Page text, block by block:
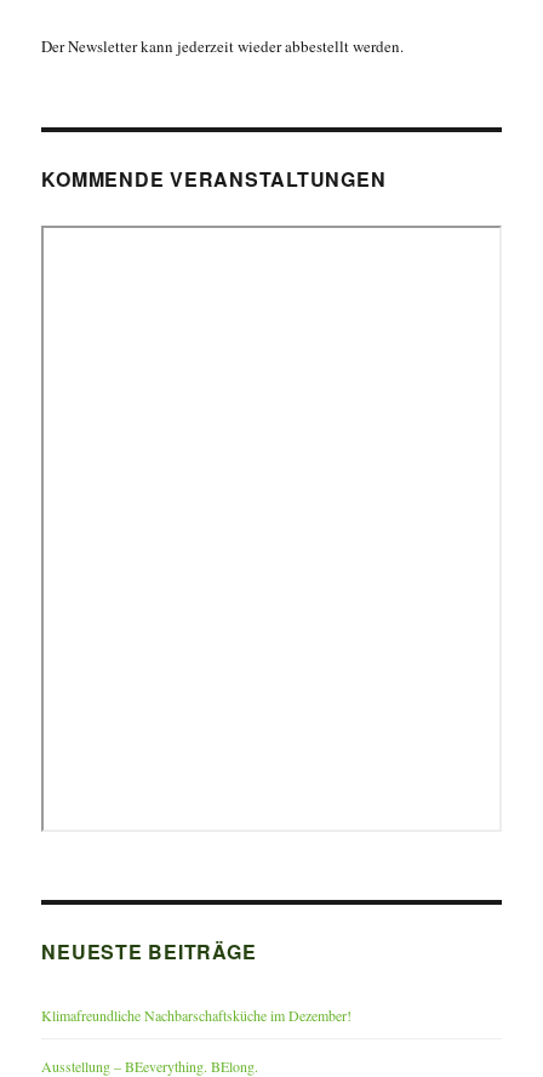
Der Newsletter kann jederzeit wieder abbestellt werden.
KOMMENDE VERANSTALTUNGEN
NEUESTE BEITRÄGE
Klimafreundliche Nachbarschaftsküche im Dezember!
Ausstellung – BEeverything. BElong.